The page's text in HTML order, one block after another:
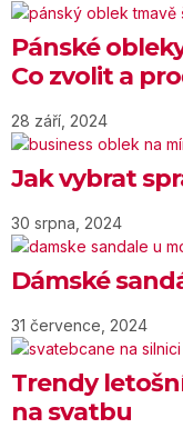
Pánské
Co zvolit a
28 září, 2024
Jak vybrat
30 srpna, 2024
Dámské
31 července, 2024
Trendy
na svatbu